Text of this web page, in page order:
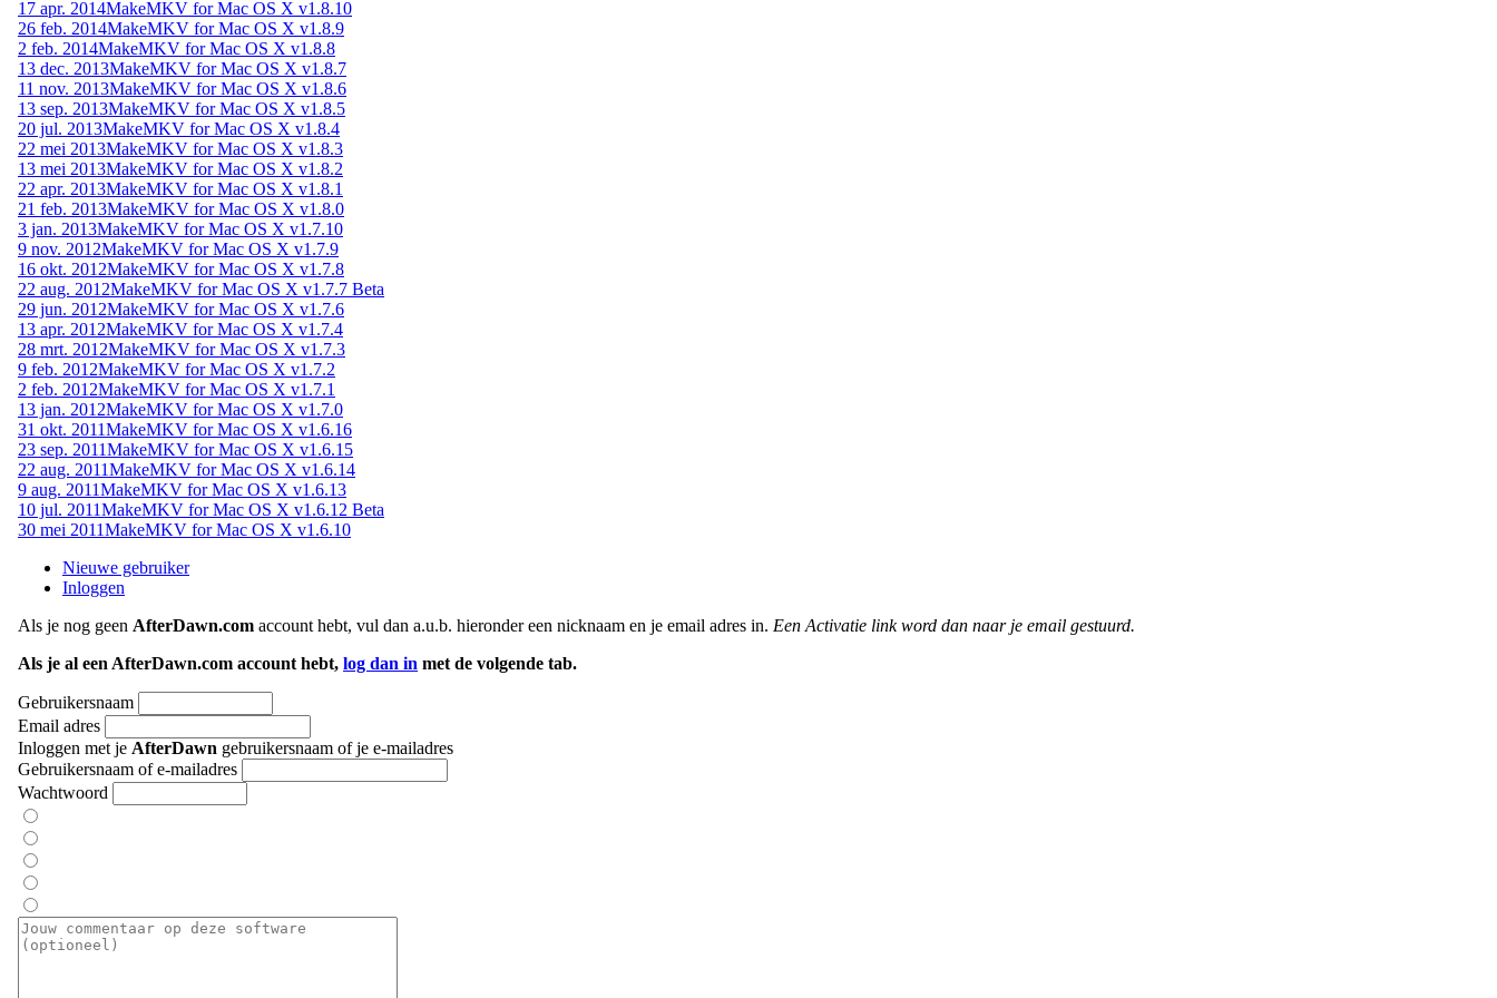
17 apr. 2014MakeMKV for Mac OS X v1.8.10
26 feb. 2014MakeMKV for Mac OS X v1.8.9
2 feb. 2014MakeMKV for Mac OS X v1.8.8
13 dec. 2013MakeMKV for Mac OS X v1.8.7
11 nov. 2013MakeMKV for Mac OS X v1.8.6
13 sep. 2013MakeMKV for Mac OS X v1.8.5
20 jul. 2013MakeMKV for Mac OS X v1.8.4
22 mei 2013MakeMKV for Mac OS X v1.8.3
13 mei 2013MakeMKV for Mac OS X v1.8.2
22 apr. 2013MakeMKV for Mac OS X v1.8.1
21 feb. 2013MakeMKV for Mac OS X v1.8.0
3 jan. 2013MakeMKV for Mac OS X v1.7.10
9 nov. 2012MakeMKV for Mac OS X v1.7.9
16 okt. 2012MakeMKV for Mac OS X v1.7.8
22 aug. 2012MakeMKV for Mac OS X v1.7.7 Beta
29 jun. 2012MakeMKV for Mac OS X v1.7.6
13 apr. 2012MakeMKV for Mac OS X v1.7.4
28 mrt. 2012MakeMKV for Mac OS X v1.7.3
9 feb. 2012MakeMKV for Mac OS X v1.7.2
2 feb. 2012MakeMKV for Mac OS X v1.7.1
13 jan. 2012MakeMKV for Mac OS X v1.7.0
31 okt. 2011MakeMKV for Mac OS X v1.6.16
23 sep. 2011MakeMKV for Mac OS X v1.6.15
22 aug. 2011MakeMKV for Mac OS X v1.6.14
9 aug. 2011MakeMKV for Mac OS X v1.6.13
10 jul. 2011MakeMKV for Mac OS X v1.6.12 Beta
30 mei 2011MakeMKV for Mac OS X v1.6.10
Nieuwe gebruiker
Inloggen
Als je nog geen AfterDawn.com account hebt, vul dan a.u.b. hieronder een nicknaam en je email adres in. Een Activatie link word dan naar je email gestuurd.
Als je al een AfterDawn.com account hebt, log dan in met de volgende tab.
Gebruikersnaam
Email adres
Inloggen met je AfterDawn gebruikersnaam of je e-mailadres
Gebruikersnaam of e-mailadres
Wachtwoord